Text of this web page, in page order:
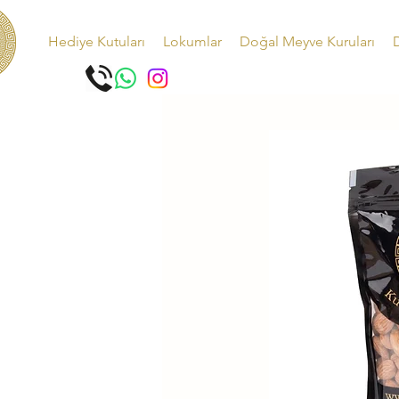
Hediye Kutuları Lokumlar Doğal Meyve Kuruları